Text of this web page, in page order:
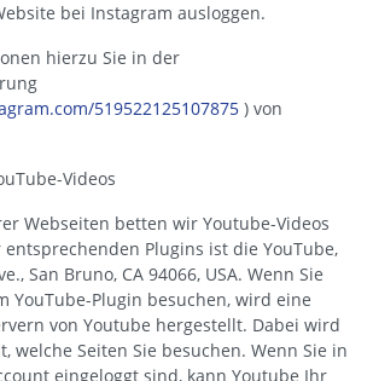
bei Instagram ausloggen.
hierzu Sie in der
519522125107875 ) von
Videos
Webseiten betten wir Youtube-Videos
Plugins ist die YouTube,
San Bruno, CA 94066, USA. Wenn Sie
YouTube-Plugin besuchen, wird eine
von Youtube hergestellt. Dabei wird
welche Seiten Sie besuchen. Wenn Sie in
eingeloggt sind, kann Youtube Ihr